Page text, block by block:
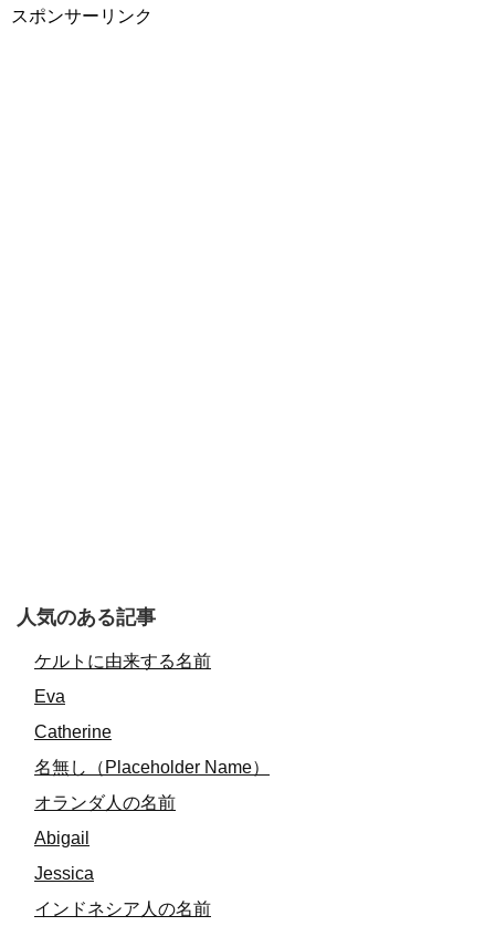
スポンサーリンク
人気のある記事
ケルトに由来する名前
Eva
Catherine
名無し（Placeholder Name）
オランダ人の名前
Abigail
Jessica
インドネシア人の名前